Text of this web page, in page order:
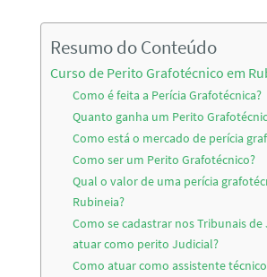
Resumo do Conteúdo
Curso de Perito Grafotécnico em
Como é feita a Perícia Grafotécnica?
Quanto ganha um Perito
Como está o mercado de perícia
Como ser um Perito Grafotécnico?
Qual o valor de uma perícia
Rubineia?
Como se cadastrar nos Tribunais de
atuar como perito Judicial?
Como atuar como assistente